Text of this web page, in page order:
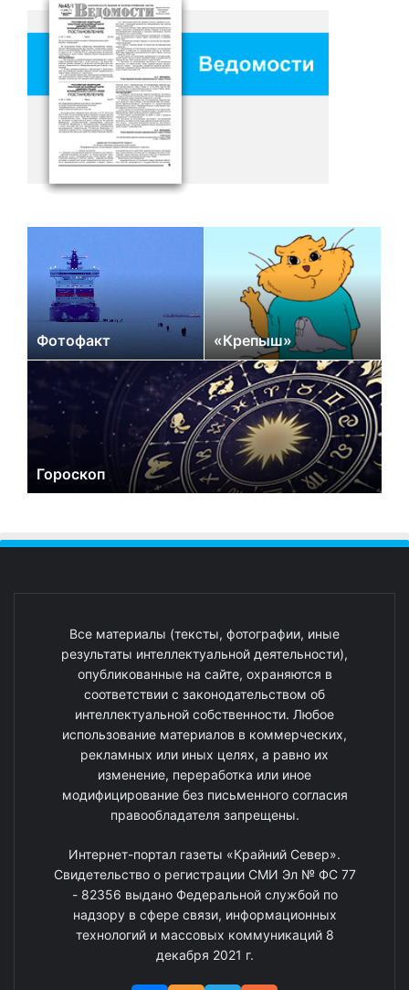
Фотофакт «Крепыш»
Гороскоп
Все материалы (тексты, фотографии, иные
результаты интеллектуальной деятельности),
опубликованные на сайте, охраняются в
соответствии с законодательством об
интеллектуальной собственности. Любое
использование материалов в коммерческих,
рекламных или иных целях, а равно их
изменение, переработка или иное
модифицирование без письменного согласия
правообладателя запрещены.
Интернет-портал газеты «Крайний Север».
Свидетельство о регистрации СМИ Эл № ФС 77
- 82356 выдано Федеральной службой по
надзору в сфере связи, информационных
технологий и массовых коммуникаций 8
декабря 2021 г.